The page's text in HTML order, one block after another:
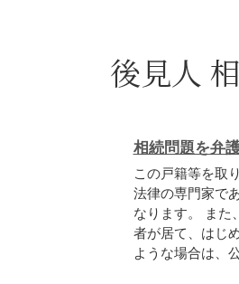
後見人
相続問題を弁
この戸籍等を取
法律の専門家で
なります。 また
者が居て、はじ
ような場合は、